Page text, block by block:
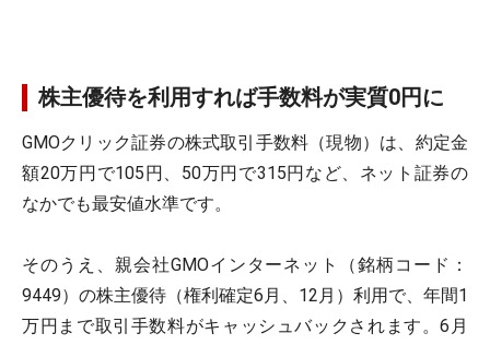
株主優待を利用すれば手数料が実質0円に
GMOクリック証券の株式取引手数料（現物）は、約定金
額20万円で105円、50万円で315円など、ネット証券の
なかでも最安値水準です。
そのうえ、親会社GMOインターネット（銘柄コード：
9449）の株主優待（権利確定6月、12月）利用で、年間1
万円まで取引手数料がキャッシュバックされます。6月